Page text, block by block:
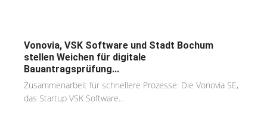
Vonovia, VSK Software und Stadt Bochum
stellen Weichen für digitale
Bauantragsprüfung...
Zusammenarbeit für schnellere Prozesse: Die Vonovia SE,
das Startup VSK Software...